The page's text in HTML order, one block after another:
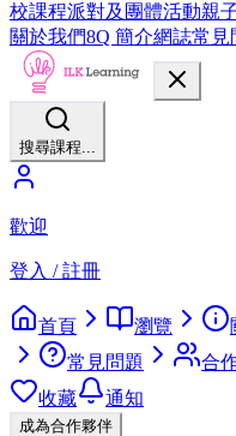
校課程派對及團體活動親
關於我們8Q 簡介網誌常見
搜尋課程...
歡迎
登入 / 註冊
首頁 瀏覽
常見問題
合
收藏
通知
成為合作夥伴